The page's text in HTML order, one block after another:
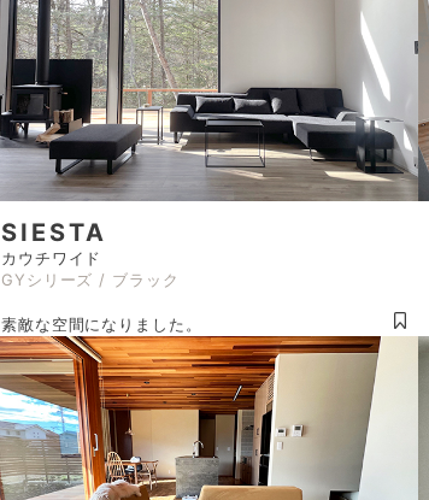
SIESTA
カウチワイド
GYシリーズ / ブラック
素敵な空間になりました。